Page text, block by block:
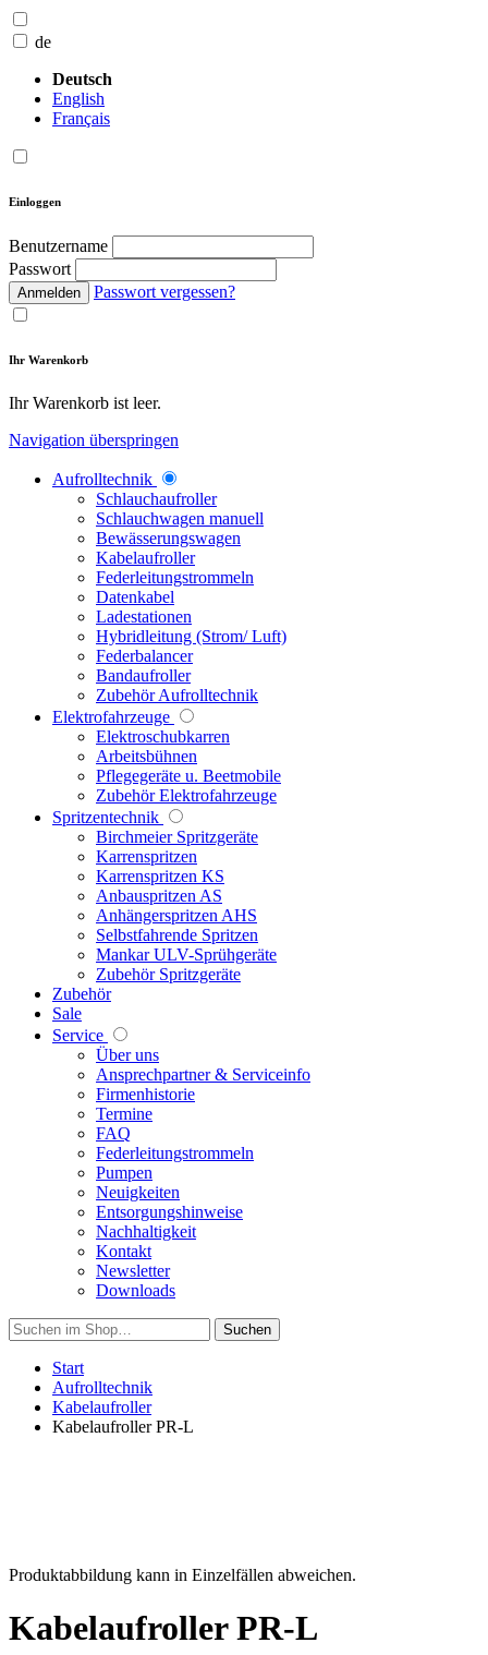
de
Deutsch
English
Français
Einloggen
Benutzername
Passwort
Anmelden Passwort vergessen?
Ihr Warenkorb
Ihr Warenkorb ist leer.
Navigation überspringen
Aufrolltechnik
Schlauchaufroller
Schlauchwagen manuell
Bewässerungswagen
Kabelaufroller
Federleitungstrommeln
Datenkabel
Ladestationen
Hybridleitung (Strom/ Luft)
Federbalancer
Bandaufroller
Zubehör Aufrolltechnik
Elektrofahrzeuge
Elektroschubkarren
Arbeitsbühnen
Pflegegeräte u. Beetmobile
Zubehör Elektrofahrzeuge
Spritzentechnik
Birchmeier Spritzgeräte
Karrenspritzen
Karrenspritzen KS
Anbauspritzen AS
Anhängerspritzen AHS
Selbstfahrende Spritzen
Mankar ULV-Sprühgeräte
Zubehör Spritzgeräte
Zubehör
Sale
Service
Über uns
Ansprechpartner & Serviceinfo
Firmenhistorie
Termine
FAQ
Federleitungstrommeln
Pumpen
Neuigkeiten
Entsorgungshinweise
Nachhaltigkeit
Kontakt
Newsletter
Downloads
Suchen
Start
Aufrolltechnik
Kabelaufroller
Kabelaufroller PR-L
Produktabbildung kann in Einzelfällen abweichen.
Kabelaufroller PR-L